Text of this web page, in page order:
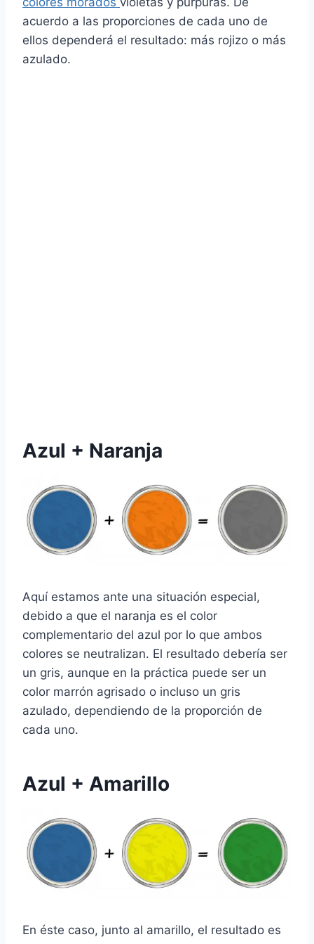
acuerdo a las proporciones de cada uno de
ellos dependerá el resultado: más rojizo o más
azulado.
Azul + Naranja
Aquí estamos ante una situación especial,
debido a que el naranja es el color
complementario del azul por lo que ambos
colores se neutralizan. El resultado debería ser
un gris, aunque en la práctica puede ser un
color marrón agrisado o incluso un gris
azulado, dependiendo de la proporción de
cada uno.
Azul + Amarillo
En éste caso, junto al amarillo, el resultado es